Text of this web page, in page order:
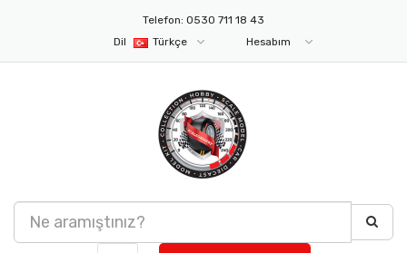
Telefon: 0530 711 18 43
Dil
Türkçe Hesabım